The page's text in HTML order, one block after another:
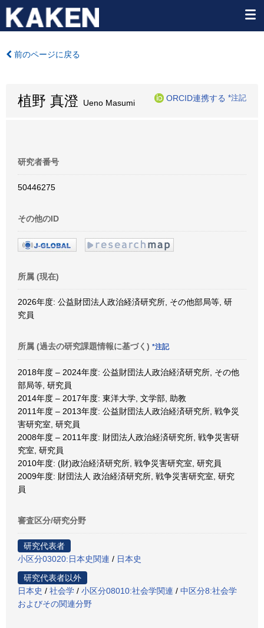
前のページに戻る
植野 真澄 Ueno Masumi
ORCID連携する *注記
研究者番号
50446275
その他のID
所属 (現在)
2026年度: 公益財団法人政治経済研究所, その他部局等, 研
究員
所属 (過去の研究課題情報に基づく) *注記
2018年度 – 2024年度: 公益財団法人政治経済研究所, その他
部局等, 研究員
2014年度 – 2017年度: 東洋大学, 文学部, 助教
2011年度 – 2013年度: 公益財団法人政治経済研究所, 戦争災
害研究室, 研究員
2008年度 – 2011年度: 財団法人政治経済研究所, 戦争災害研
究室, 研究員
2010年度: (財)政治経済研究所, 戦争災害研究室, 研究員
2009年度: 財団法人 政治経済研究所, 戦争災害研究室, 研究
員
審査区分/研究分野
研究代表者
小区分03020:日本史関連 / 日本史
研究代表者以外
日本史 / 社会学 / 小区分08010:社会学関連 / 中区分8:社会学
およびその関連分野